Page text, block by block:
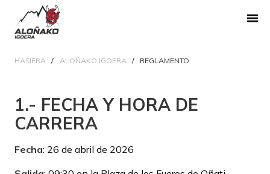
HASIERA ALOÑAKO IGOERA REGLAMENTO
1.- FECHA Y HORA DE
CARRERA
Fecha: 26 de abril de 2026